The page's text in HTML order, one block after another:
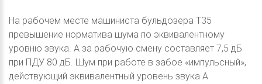
На рабочем месте машиниста бульдозера Т35
превышение норматива шума по эквивалентному
уровню звука. А за рабочую смену составляет 7,5 дБ
при ПДУ 80 дБ. Шум при работе в забое «импульсный»,
действующий эквивалентный уровень звука А